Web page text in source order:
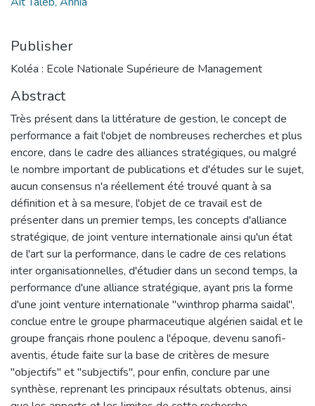
Publisher
Koléa : Ecole Nationale Supérieure de Management
Abstract
Très présent dans la littérature de gestion, le concept de
performance a fait l'objet de nombreuses recherches et plus
encore, dans le cadre des alliances stratégiques, ou malgré
le nombre important de publications et d'études sur le sujet,
aucun consensus n'a réellement été trouvé quant à sa
définition et à sa mesure, l'objet de ce travail est de
présenter dans un premier temps, les concepts d'alliance
stratégique, de joint venture internationale ainsi qu'un état
de l'art sur la performance, dans le cadre de ces relations
inter organisationnelles, d'étudier dans un second temps, la
performance d'une alliance stratégique, ayant pris la forme
d'une joint venture internationale "winthrop pharma saidal",
conclue entre le groupe pharmaceutique algérien saidal et le
groupe français rhone poulenc a l'époque, devenu sanofi-
aventis, étude faite sur la base de critères de mesure
"objectifs" et "subjectifs", pour enfin, conclure par une
synthèse, reprenant les principaux résultats obtenus, ainsi